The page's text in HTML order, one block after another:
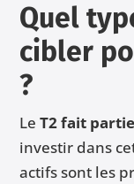
Quel
cibler
?
LeT2fait
investir dans
actifs sont les